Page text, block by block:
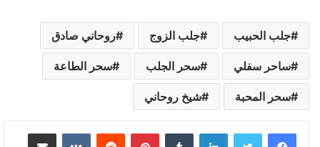
جلب الحبيب جلب الزوج روحاني صادق
ساحر سفلي سحر الجلب سحر الطاعة
سحر المحبة شيخ روحاني
لينكدإن بينتيريست مشاركة عبر البريد